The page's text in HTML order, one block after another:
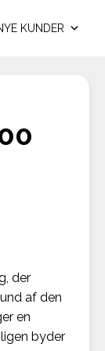
KUNDER
der
af den
en
byder